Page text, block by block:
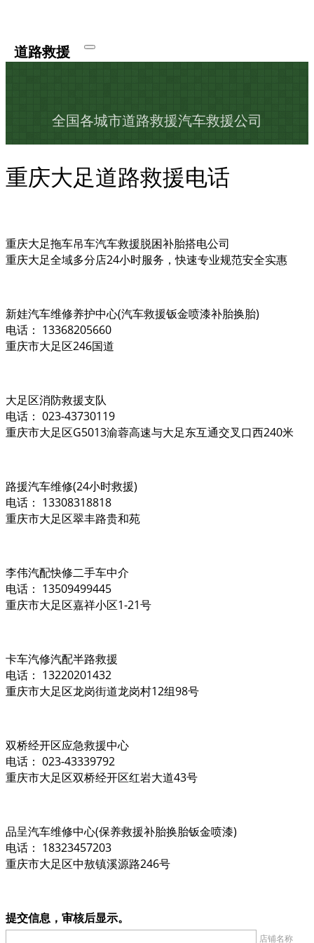
道路救援
全国各城市道路救援汽车救援公司
重庆大足道路救援电话
重庆大足拖车吊车汽车救援脱困补胎搭电公司
重庆大足全域多分店24小时服务，快速专业规范安全实惠
新娃汽车维修养护中心(汽车救援钣金喷漆补胎换胎)
电话： 13368205660
重庆市大足区246国道
大足区消防救援支队
电话： 023-43730119
重庆市大足区G5013渝蓉高速与大足东互通交叉口西240米
路援汽车维修(24小时救援)
电话： 13308318818
重庆市大足区翠丰路贵和苑
李伟汽配快修二手车中介
电话： 13509499445
重庆市大足区嘉祥小区1-21号
卡车汽修汽配半路救援
电话： 13220201432
重庆市大足区龙岗街道龙岗村12组98号
双桥经开区应急救援中心
电话： 023-43339792
重庆市大足区双桥经开区红岩大道43号
品呈汽车维修中心(保养救援补胎换胎钣金喷漆)
电话： 18323457203
重庆市大足区中敖镇溪源路246号
提交信息，审核后显示。
店铺名称